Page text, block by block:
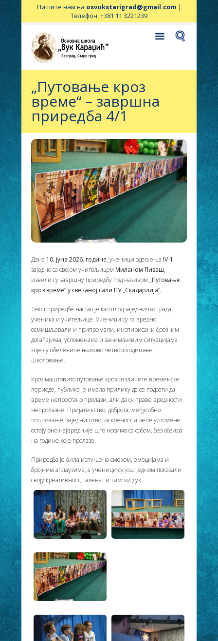
Пишите нам на osvukstarigrad@gmail.com |
Телефон: +381 11 3221239
„Путовање кроз
време“ – завршна
приредба 4/1
Дана 10. јуна 2026. године, ученици одељења IV-1 ,
заједно са својом учитељицом Миланом Пиваш,
извели су завршну приредбу под називом „Путовање
кроз време“ у свечаној сали ПУ „Скадарлија“.
Текст приредбе настао је као плод заједничког рада
ученика и учитељице. Ученици су га вредно
осмишљавали и припремали, инспирисани бројним
догађајима, успоменама и занимљивим ситуацијама
које су обележиле њихово четворогодишње
школовање.
Кроз маштовито путовање кроз различите временске
периоде, публика је имала прилику да се подсети да
време непрестано пролази, али да су праве вредности
непролазне. Пријатељство, доброта, међусобно
поштовање, заједништво, искреност и лепе успомене
остају оно највредније што носимо са собом, без обзира
на године које пролазе.
Приредба је била испуњена смехом, емоцијама и
бројним аплаузима, а ученици су још једном показали
своју креативност, таленат и тимски дух.